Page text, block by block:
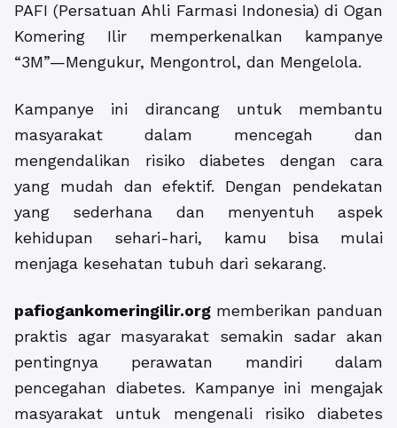
PAFI (Persatuan Ahli Farmasi Indonesia) di Ogan
Komering Ilir memperkenalkan kampanye
“3M”—Mengukur, Mengontrol, dan Mengelola.
Kampanye ini dirancang untuk membantu
masyarakat dalam mencegah dan
mengendalikan risiko diabetes dengan cara
yang mudah dan efektif. Dengan pendekatan
yang sederhana dan menyentuh aspek
kehidupan sehari-hari, kamu bisa mulai
menjaga kesehatan tubuh dari sekarang.
pafiogankomeringilir.org memberikan panduan
praktis agar masyarakat semakin sadar akan
pentingnya perawatan mandiri dalam
pencegahan diabetes. Kampanye ini mengajak
masyarakat untuk mengenali risiko diabetes